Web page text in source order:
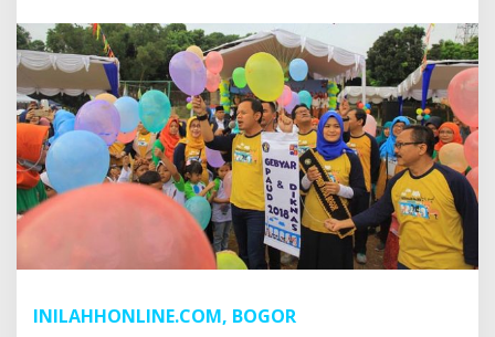
Dunia
dan
Akhirat
INILAHHONLINE.COM, BOGOR